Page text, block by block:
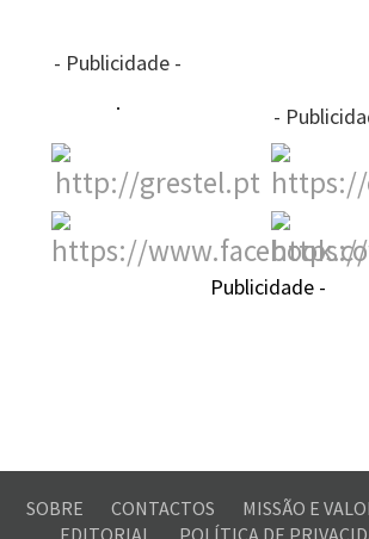
- Publicidade -
-
Publicidade -
SOBRE CONTACTOS MISSÃO E
EDITORIAL
POLÍTICA DE